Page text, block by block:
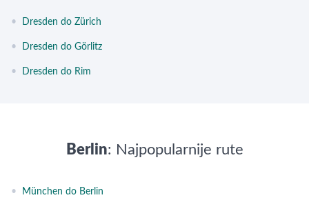
• Dresden do Zürich
• Dresden do Görlitz
• Dresden do Rim
Berlin: Najpopularnije rute
• München do Berlin